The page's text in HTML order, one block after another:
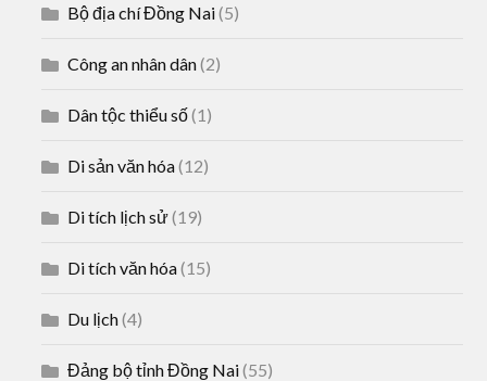
Bộ địa chí Đồng Nai(5)
Công an nhân dân(2)
Dân tộc thiểu số(1)
Di sản văn hóa(12)
Di tích lịch sử(19)
Di tích văn hóa(15)
Du lịch(4)
Đảng bộ tỉnh Đồng Nai(55)